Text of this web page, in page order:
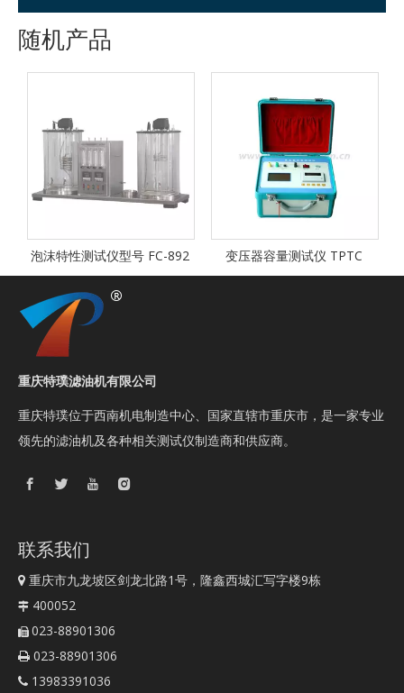
随机产品
泡沫特性测试仪型号 FC-892 变压器容量测试仪 TPTC
重庆特璞滤油机有限公司
重庆特璞位于西南机电制造中心、国家直辖市重庆市，是一家专业
领先的滤油机及各种相关测试仪制造商和供应商。
联系我们
 重庆市九龙坡区剑龙北路1号，隆鑫西城汇写字楼9栋
 400052
 023-88901306
 023-88901306
 13983391036